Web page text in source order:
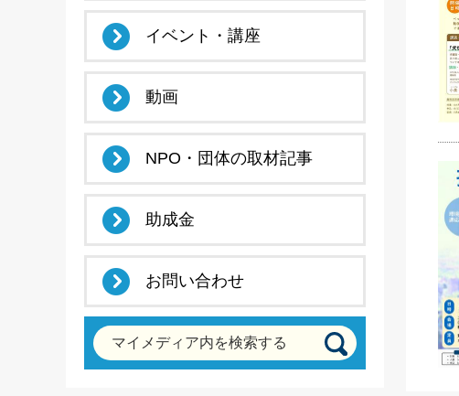
イベント・講座
動画
NPO・団体の取材記事
助成金
お問い合わせ
マイメディア内を検索する